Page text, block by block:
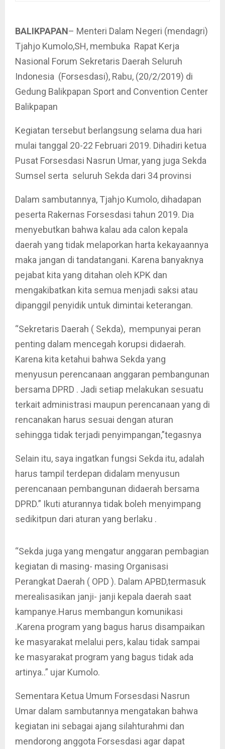
BALIKPAPAN– Menteri Dalam Negeri (mendagri)
Tjahjo Kumolo,SH, membuka Rapat Kerja
Nasional Forum Sekretaris Daerah Seluruh
Indonesia (Forsesdasi), Rabu, (20/2/2019) di
Gedung Balikpapan Sport and Convention Center
Balikpapan
Kegiatan tersebut berlangsung selama dua hari
mulai tanggal 20-22 Februari 2019. Dihadiri ketua
Pusat Forsesdasi Nasrun Umar, yang juga Sekda
Sumsel serta seluruh Sekda dari 34 provinsi
Dalam sambutannya, Tjahjo Kumolo, dihadapan
peserta Rakernas Forsesdasi tahun 2019. Dia
menyebutkan bahwa kalau ada calon kepala
daerah yang tidak melaporkan harta kekayaannya
maka jangan di tandatangani. Karena banyaknya
pejabat kita yang ditahan oleh KPK dan
mengakibatkan kita semua menjadi saksi atau
dipanggil penyidik untuk dimintai keterangan.
“Sekretaris Daerah ( Sekda), mempunyai peran
penting dalam mencegah korupsi didaerah.
Karena kita ketahui bahwa Sekda yang
menyusun perencanaan anggaran pembangunan
bersama DPRD . Jadi setiap melakukan sesuatu
terkait administrasi maupun perencanaan yang di
rencanakan harus sesuai dengan aturan
sehingga tidak terjadi penyimpangan,”tegasnya
Selain itu, saya ingatkan fungsi Sekda itu, adalah
harus tampil terdepan didalam menyusun
perencanaan pembangunan didaerah bersama
DPRD.” Ikuti aturannya tidak boleh menyimpang
sedikitpun dari aturan yang berlaku .
“Sekda juga yang mengatur anggaran pembagian
kegiatan di masing- masing Organisasi
Perangkat Daerah ( OPD ). Dalam APBD,termasuk
merealisasikan janji- janji kepala daerah saat
kampanye.Harus membangun komunikasi
.Karena program yang bagus harus disampaikan
ke masyarakat melalui pers, kalau tidak sampai
ke masyarakat program yang bagus tidak ada
artinya..” ujar Kumolo.
Sementara Ketua Umum Forsesdasi Nasrun
Umar dalam sambutannya mengatakan bahwa
kegiatan ini sebagai ajang silahturahmi dan
mendorong anggota Forsesdasi agar dapat